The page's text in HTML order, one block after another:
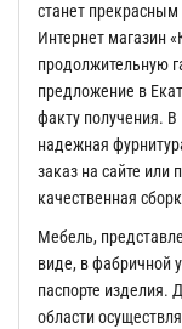
станет
Интернет магазин
продолжительную
предложение в
факту получения.
надежная
заказ на сайте или
качественная
Мебель,
виде, в фабричной
паспорте изделия.
области